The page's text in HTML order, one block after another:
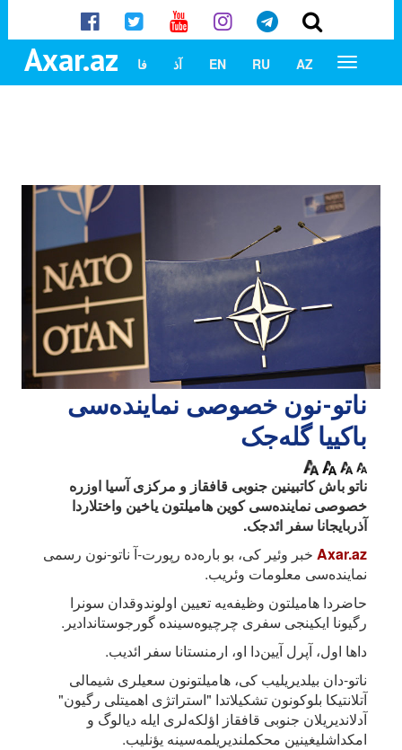
Axar.az AZ
RU
EN آذ فا
ناتو-نون خصوصی نماینده‌سی
باکییا گله‌جک
ناتو باش کاتبینین جنوبی قافقاز و مرکزی آسیا اوزره
خصوصی نماینده‌سی کوین هامیلتون یاخین واختلاردا
آذربایجانا سفر ائد‌جک.
Axar.az خبر وئیر کی، بو باره‌ده رپورت-آ ناتو-نون رسمی
نماینده‌سی معلومات وئریب.
حاضردا هامیلتون وظیفه‌یه تعیین اولوندوقدان سونرا
رگیونا ایکینجی سفری چرچیوه‌سینده گورجوستاندادیر.
داها اول، آپرل آیین‌دا او، ارمنستانا سفر ائدیب.
ناتو-دان بیلدیریلیب کی، هامیلتونون سعیلری شیمالی
آتلانتیکا بلوکونون تشکیلاتدا "استراتژی اهمیتلی رگیون"
آدلاندیریلان جنوبی قافقاز اؤلکه‌لری ایله دیالوگ و
امکداشلیغینین محکملندیریلمه‌سینه یؤنلیب.